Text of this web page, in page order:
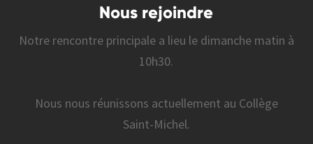
Nous rejoindre
Notre rencontre principale a lieu le dimanche matin à
10h30.
Nous nous réunissons actuellement au Collège
Saint-Michel.